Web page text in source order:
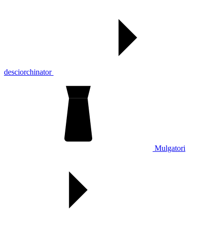
desciorchinator
Mulgatori